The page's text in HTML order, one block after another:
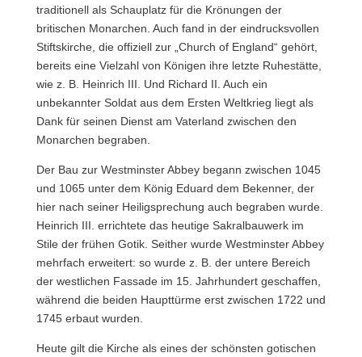
traditionell als Schauplatz für die Krönungen der
britischen Monarchen. Auch fand in der eindrucksvollen
Stiftskirche, die offiziell zur „Church of England“ gehört,
bereits eine Vielzahl von Königen ihre letzte Ruhestätte,
wie z. B. Heinrich III. Und Richard II. Auch ein
unbekannter Soldat aus dem Ersten Weltkrieg liegt als
Dank für seinen Dienst am Vaterland zwischen den
Monarchen begraben.
Der Bau zur Westminster Abbey begann zwischen 1045
und 1065 unter dem König Eduard dem Bekenner, der
hier nach seiner Heiligsprechung auch begraben wurde.
Heinrich III. errichtete das heutige Sakralbauwerk im
Stile der frühen Gotik. Seither wurde Westminster Abbey
mehrfach erweitert: so wurde z. B. der untere Bereich
der westlichen Fassade im 15. Jahrhundert geschaffen,
während die beiden Haupttürme erst zwischen 1722 und
1745 erbaut wurden.
Heute gilt die Kirche als eines der schönsten gotischen